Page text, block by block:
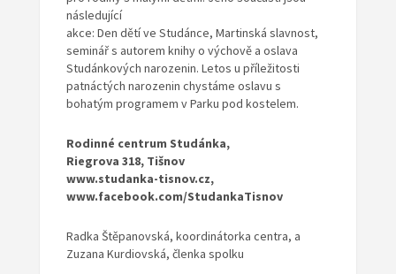
následující
akce: Den dětí ve Studánce, Martinská slavnost,
seminář s autorem knihy o výchově a oslava
Studánkových narozenin. Letos u příležitosti
patnáctých narozenin chystáme oslavu s
bohatým programem v Parku pod kostelem.
Rodinné centrum Studánka,
Riegrova 318, Tišnov
www.studanka-tisnov.cz,
www.facebook.com/StudankaTisnov
Radka Štěpanovská, koordinátorka centra, a
Zuzana Kurdiovská, členka spolku